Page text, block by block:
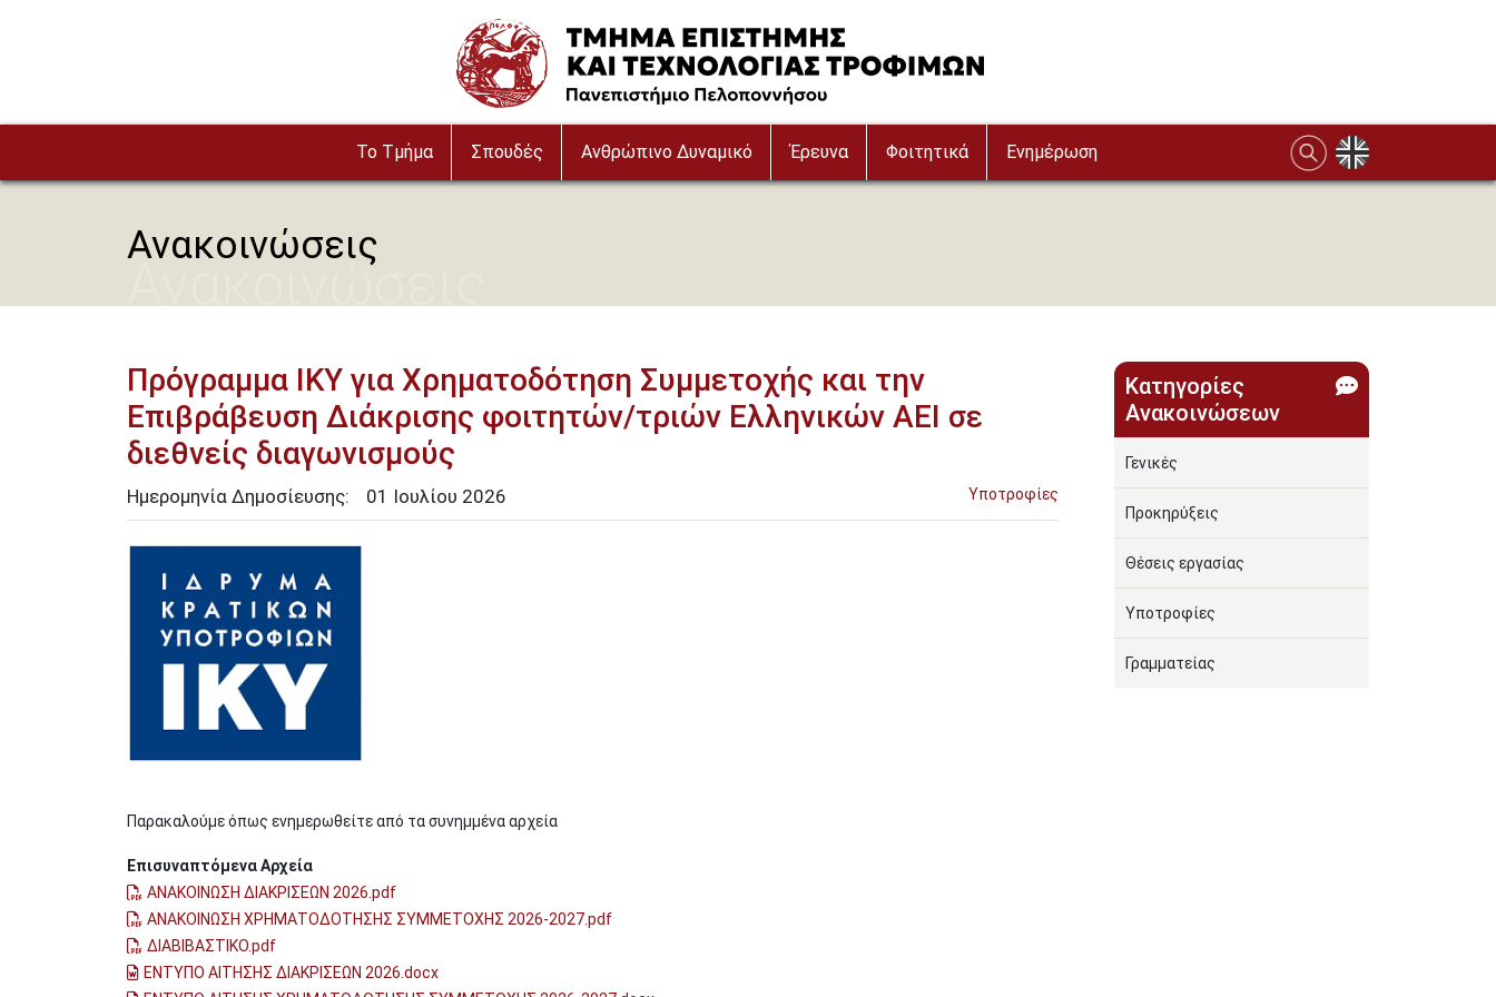
Image
To Τμήμα Σπουδές Ανθρώπινο Δυναμικό Έρευνα Φοιτητικά Ενημέρωση
Ανακοινώσεις
Ανακοινώσεις
Πρόγραμμα ΙΚΥ για Χρηματοδότηση Συμμετοχής και την
Επιβράβευση Διάκρισης φοιτητών/τριών Ελληνικών ΑΕΙ σε
διεθνείς διαγωνισμούς
Υποτροφίες
Ημερομηνία Δημοσίευσης: 01 Ιουλίου 2026
Παρακαλούμε όπως ενημερωθείτε από τα συνημμένα αρχεία
Επισυναπτόμενα Αρχεία
ΑΝΑΚΟΙΝΩΣΗ ΔΙΑΚΡΙΣΕΩΝ 2026.pdf
ΑΝΑΚΟΙΝΩΣΗ ΧΡΗΜΑΤΟΔΟΤΗΣΗΣ ΣΥΜΜΕΤΟΧΗΣ 2026-2027.pdf
ΔΙΑΒΙΒΑΣΤΙΚΟ.pdf
ΕΝΤΥΠΟ ΑΙΤΗΣΗΣ ΔΙΑΚΡΙΣΕΩΝ 2026.docx
Κατηγορίες
Ανακοινώσεων
Γενικές
Προκηρύξεις
Θέσεις εργασίας
Υποτροφίες
Γραμματείας